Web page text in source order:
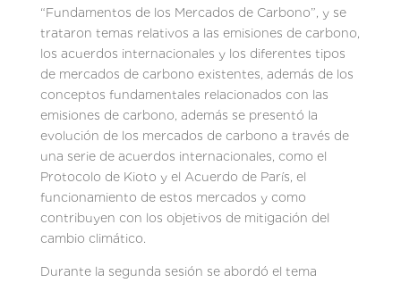
“Fundamentos de los Mercados de Carbono”, y se
trataron temas relativos a las emisiones de carbono,
los acuerdos internacionales y los diferentes tipos
de mercados de carbono existentes, además de los
conceptos fundamentales relacionados con las
emisiones de carbono, además se presentó la
evolución de los mercados de carbono a través de
una serie de acuerdos internacionales, como el
Protocolo de Kioto y el Acuerdo de París, el
funcionamiento de estos mercados y como
contribuyen con los objetivos de mitigación del
cambio climático.
Durante la segunda sesión se abordó el tema